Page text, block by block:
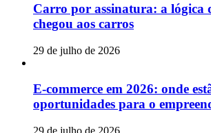
Carro por assinatura: a lógica
chegou aos carros
29 de julho de 2026
E-commerce em 2026: onde
oportunidades para o
29 de julho de 2026